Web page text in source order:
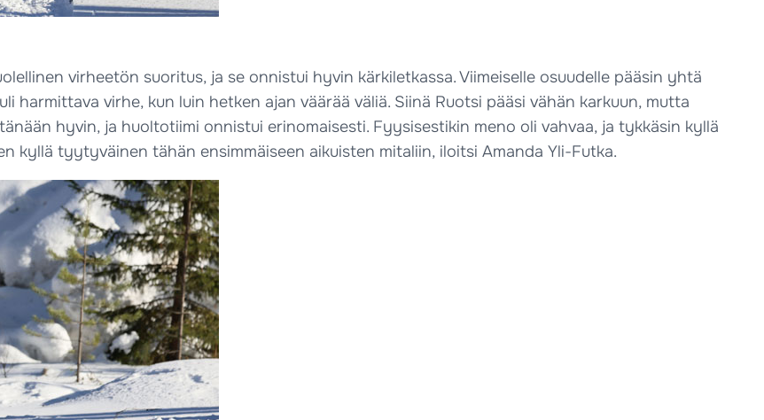
virheetön suoritus, ja se onnistui hyvin kärkiletkassa. Viimeiselle osuudelle pääsin yhtä
harmittava virhe, kun luin hetken ajan väärää väliä. Siinä Ruotsi pääsi vähän karkuun, mutta
hyvin, ja huoltotiimi onnistui erinomaisesti. Fyysisestikin meno oli vahvaa, ja tykkäsin kyllä
kyllä tyytyväinen tähän ensimmäiseen aikuisten mitaliin, iloitsi Amanda Yli-Futka.